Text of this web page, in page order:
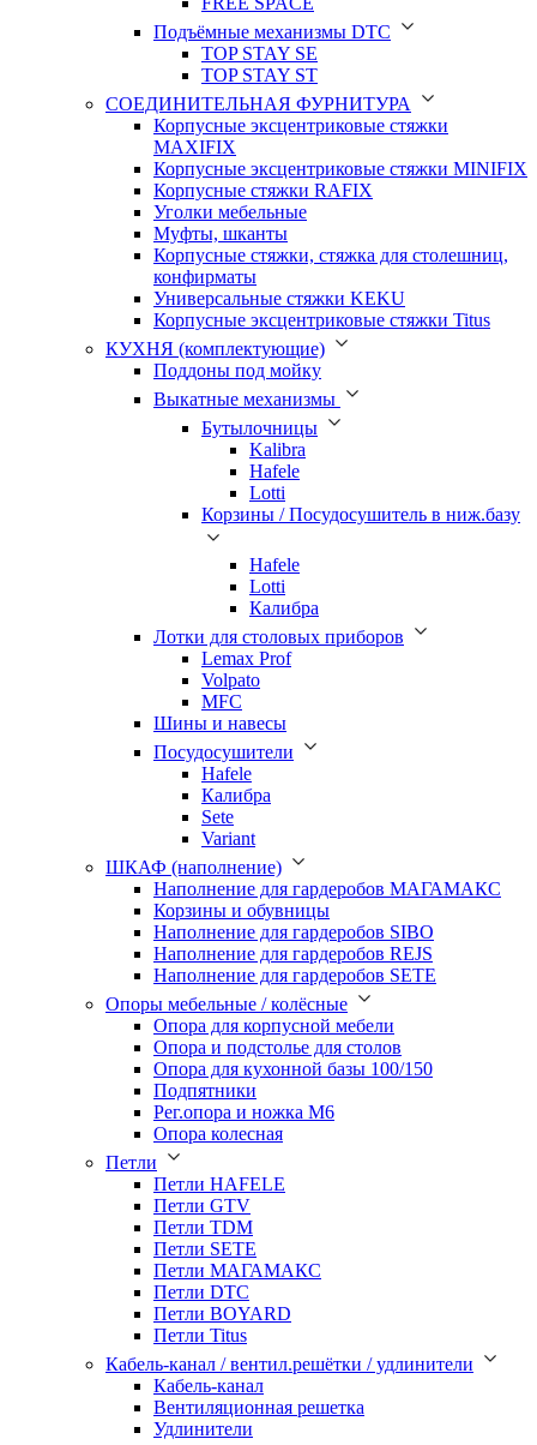
Подъёмные механизмы DTC
TOP STAY SE
TOP STAY ST
СОЕДИНИТЕЛЬНАЯ ФУРНИТУРА
Корпусные эксцентриковые стяжки
MAXIFIX
Корпусные эксцентриковые стяжки MINIFIX
Корпусные стяжки RAFIX
Уголки мебельные
Муфты, шканты
Корпусные стяжки, стяжка для столешниц,
конфирматы
Универсальные стяжки KEKU
Корпусные эксцентриковые стяжки Titus
КУХНЯ (комплектующие)
Поддоны под мойку
Выкатные механизмы
Бутылочницы
Kalibra
Hafele
Lotti
Корзины / Посудосушитель в ниж.базу
Hafele
Lotti
Калибра
Лотки для столовых приборов
Lemax Prof
Volpato
MFC
Шины и навесы
Посудосушители
Hafele
Калибра
Sete
Variant
ШКАФ (наполнение)
Наполнение для гардеробов МАГАМАКС
Корзины и обувницы
Наполнение для гардеробов SIBO
Наполнение для гардеробов REJS
Наполнение для гардеробов SETE
Опоры мебельные / колёсные
Опора для корпусной мебели
Опора и подстолье для столов
Опора для кухонной базы 100/150
Подпятники
Рег.опора и ножка М6
Опора колесная
Петли
Петли HAFELE
Петли GTV
Петли TDM
Петли SETE
Петли МАГАМАКС
Петли DTC
Петли BOYARD
Петли Titus
Кабель-канал / вентил.решётки / удлинители
Кабель-канал
Вентиляционная решетка
Удлинители